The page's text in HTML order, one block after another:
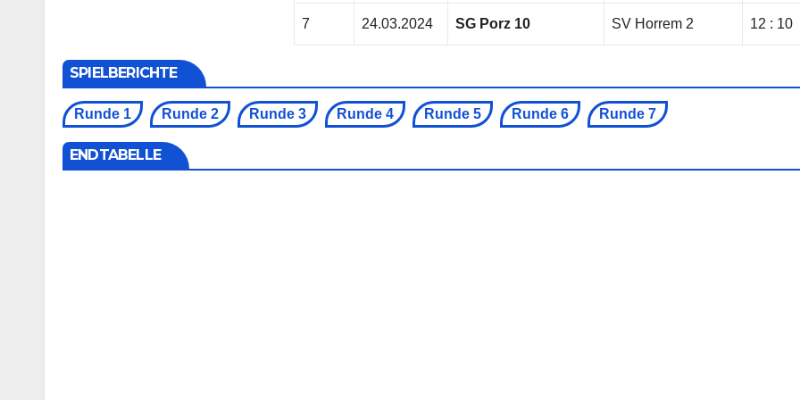
7 24.03.2024 SG Porz 10 SV Horrem 2 12 : 10
SPIELBERICHTE
Runde 1 Runde 2 Runde 3 Runde 4 Runde 5 Runde 6 Runde 7
ENDTABELLE